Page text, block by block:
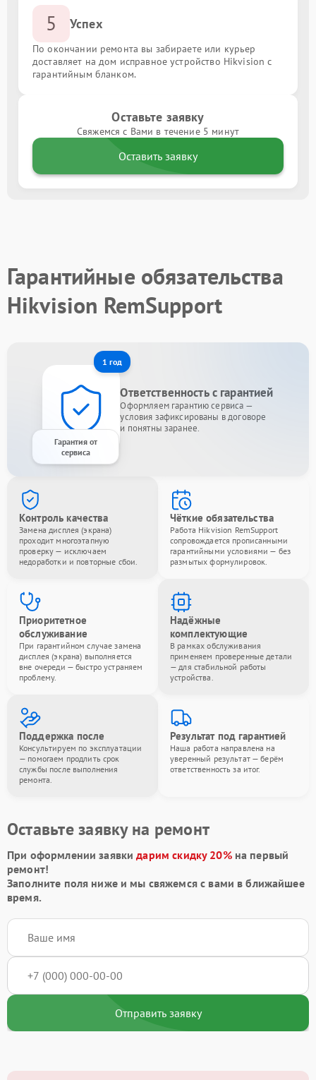
5 Успех
По окончании ремонта вы забираете или курьер
доставляет на дом исправное устройство Hikvision с
гарантийным бланком.
Оставьте заявку
Свяжемся с Вами в течение 5 минут
Оставить заявку
Гарантийные обязательства
Hikvision RemSupport
1 год
Гарантия от
сервиса
Ответственность с гарантией
Оформляем гарантию сервиса —
условия зафиксированы в договоре
и понятны заранее.
Контроль качества
Замена дисплея (экрана)
проходит многоэтапную
проверку — исключаем
недоработки и повторные сбои.
Чёткие обязательства
Работа Hikvision RemSupport
сопровождается прописанными
гарантийными условиями — без
размытых формулировок.
Приоритетное
обслуживание
При гарантийном случае замена
дисплея (экрана) выполняется
вне очереди — быстро устраняем
проблему.
Надёжные
комплектующие
В рамках обслуживания
применяем проверенные детали
— для стабильной работы
устройства.
Поддержка после
Консультируем по эксплуатации
— помогаем продлить срок
службы после выполнения
ремонта.
Результат под гарантией
Наша работа направлена на
уверенный результат — берём
ответственность за итог.
Оставьте заявку на ремонт
При оформлении заявкидарим скидку 20%на первый
ремонт!
Заполните поля ниже и мы свяжемся с вами в ближайшее
время.
Отправить заявку